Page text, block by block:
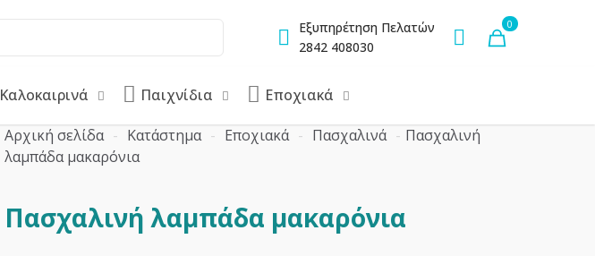
Εξυπηρέτηση Πελατών
2842 408030
0
Καλοκαιρινά Παιχνίδια Εποχιακά
Αρχική σελίδα - Κατάστημα - Εποχιακά - Πασχαλινά - Πασχαλινή
λαμπάδα μακαρόνια
Πασχαλινή λαμπάδα μακαρόνια